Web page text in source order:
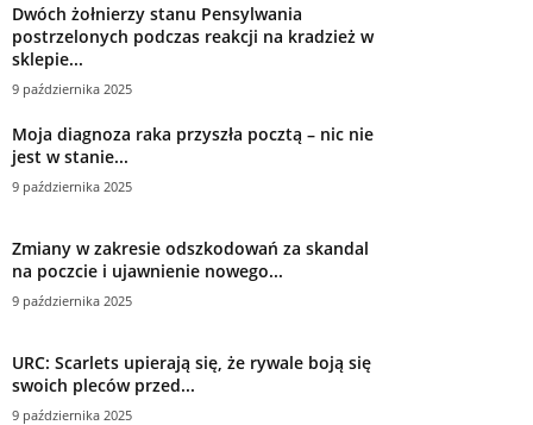
Dwóch żołnierzy stanu Pensylwania
postrzelonych podczas reakcji na kradzież w
sklepie...
9 października 2025
Moja diagnoza raka przyszła pocztą – nic nie
jest w stanie...
9 października 2025
Zmiany w zakresie odszkodowań za skandal
na poczcie i ujawnienie nowego...
9 października 2025
URC: Scarlets upierają się, że rywale boją się
swoich pleców przed...
9 października 2025